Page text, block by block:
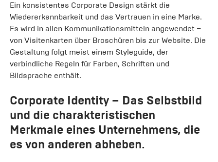
Ein konsistentes Corporate Design stärkt die
Wiedererkennbarkeit und das Vertrauen in eine Marke.
Es wird in allen Kommunikationsmitteln angewendet –
von Visitenkarten über Broschüren bis zur Website. Die
Gestaltung folgt meist einem Styleguide, der
verbindliche Regeln für Farben, Schriften und
Bildsprache enthält.
Corporate Identity – Das Selbstbild
und die charakteristischen
Merkmale eines Unternehmens, die
es von anderen abheben.